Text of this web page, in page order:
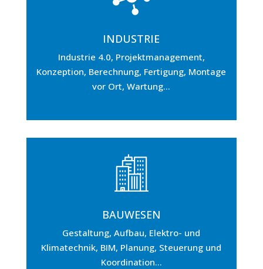
INDUSTRIE
Industrie 4.0, Projektmanagement,
Konzeption, Berechnung, Fertigung, Montage
vor Ort, Wartung…
BAUWESEN
Gestaltung, Aufbau, Elektro- und
Klimatechnik, BIM, Planung, Steuerung und
Koordination…